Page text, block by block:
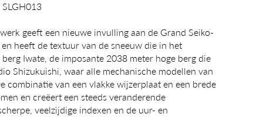
geeft een nieuwe invulling aan de Grand Seiko-
heeft de textuur van de sneeuw die in het
Iwate, de imposante 2038 meter hoge berg die
Shizukuishi, waar alle mechanische modellen van
combinatie van een vlakke wijzerplaat en een brede
en creëert een steeds veranderende
veelzijdige indexen en de uur- en